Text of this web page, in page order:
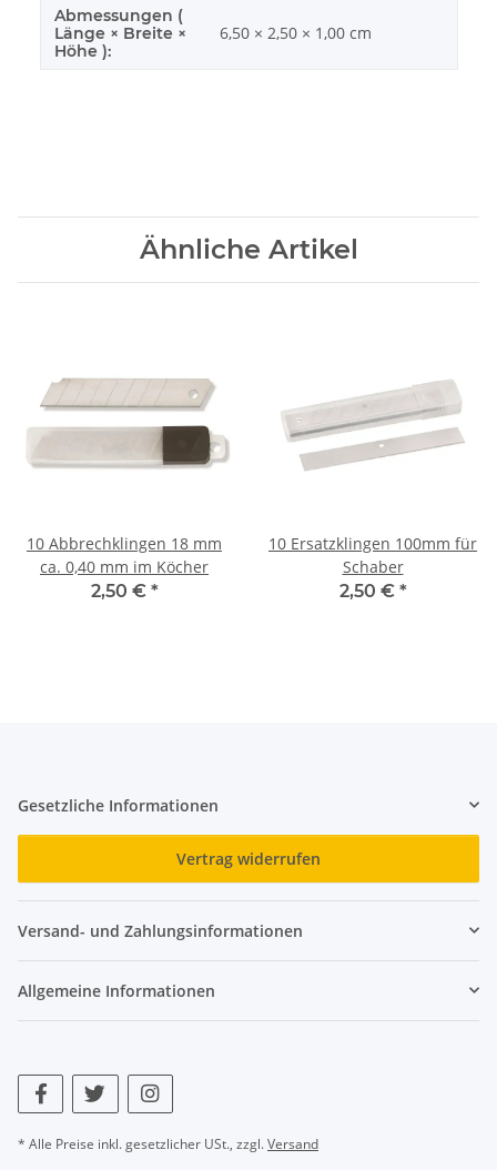
Abmessungen (
Länge × Breite ×
Höhe ):
6,50 × 2,50 × 1,00 cm
Ähnliche Artikel
10 Abbrechklingen 18 mm
ca. 0,40 mm im Köcher
2,50 € *
10 Ersatzklingen 100mm für
Schaber
2,50 € *
Gesetzliche Informationen
Vertrag widerrufen
Versand- und Zahlungsinformationen
Allgemeine Informationen
* Alle Preise inkl. gesetzlicher USt., zzgl.Versand